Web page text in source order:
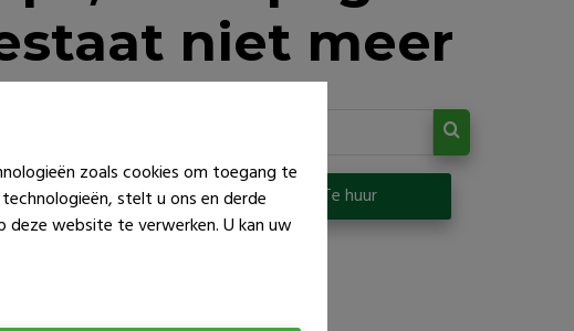
zoals cookies om toegang te
stelt u ons en derde
deze website te verwerken. U kan uw
niet meer
Te koop Te huur